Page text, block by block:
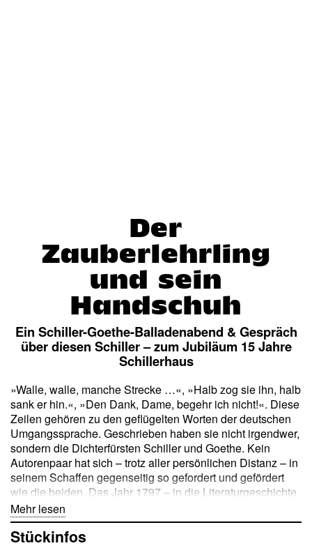
Der
Zauberlehrling
und sein
Handschuh
Ein Schiller-Goethe-Balladenabend & Gespräch
über diesen Schiller – zum Jubiläum 15 Jahre
Schillerhaus
»Walle, walle, manche Strecke …«, »Halb zog sie ihn, halb
sank er hin.«, »Den Dank, Dame, begehr ich nicht!«. Diese
Zeilen gehören zu den geflügelten Worten der deutschen
Umgangssprache. Geschrieben haben sie nicht irgendwer,
sondern die Dichterfürsten Schiller und Goethe. Kein
Autorenpaar hat sich – trotz aller persönlichen Distanz – in
seinem Schaffen gegenseitig so gefordert und gefördert
wie die beiden. Das Jahr 1797 – in die Literaturgeschichte
eingegangen als das »Balladenjahr« – gilt als ein
Höhepunkt ihrer Zusammenarbeit. Schiller und Goethe
produzierten im poetischen Wettstreit eine Reihe von
Mehr lesen
Stückinfos